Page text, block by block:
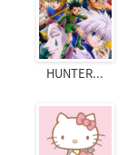
HUNTER...